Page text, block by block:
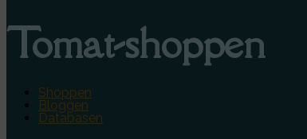
Tomat-shoppen
Shoppen
Bloggen
Databasen